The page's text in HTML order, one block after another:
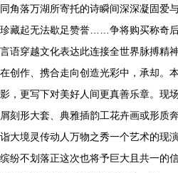
同角落万湖所寄托的诗瞬间深深凝固爱
珍藏起无法歇足赞誉……争将购买称奇
言语穿越文化表达此连接全世界脉搏精
在创作、携合走向创造光彩中，承却。
影，更写下对美好人间更真善乐章。现
屑刻形大套、典雅插韵工花卉画或形质
诣大境灵传动人万物之秀一个艺术的现
缤纷不划落正这次也将予巨大且共一的